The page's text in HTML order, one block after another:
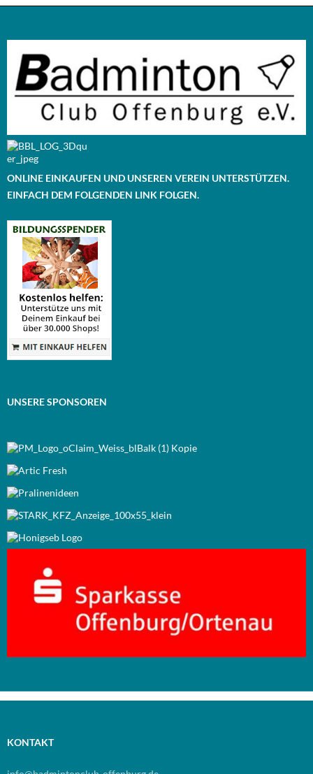
ONLINE EINKAUFEN UND UNSEREN VEREIN UNTERSTÜTZEN.
EINFACH DEM FOLGENDEN LINK FOLGEN.
UNSERE SPONSOREN
KONTAKT